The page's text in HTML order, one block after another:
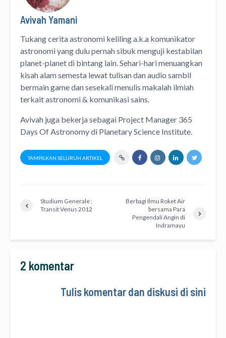
Avivah Yamani
Tukang cerita astronomi kelilinga.k.a komunikator
astronomiyang dulu pernah sibuk menguji kestabilan
planet-planet di bintang lain. Sehari-hari menuangkan
kisah alam semesta lewattulisandanaudio sambil
bermain game dan sesekali menulis makalah ilmiah
terkait astronomi & komunikasi sains.
Avivah juga bekerja sebagai Project Manager 365
Days Of Astronomydi Planetary Science Institute.
TAMPILKAN SELURUH ARTIKEL
Studium Generale :
Transit Venus 2012
Berbagi Ilmu Roket Air
bersama Para
Pengendali Angin di
Indramayu
2 komentar
Tulis komentar dan diskusi di sini